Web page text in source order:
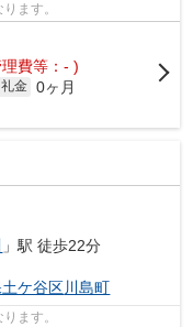
ます。
費等：- )
礼金 0ヶ月
」駅 徒歩22分
ケ谷区川島町
ます。